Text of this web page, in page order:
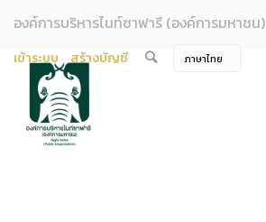
องค์การบริหารไนท์ซาฟารี (องค์การมหาชน)
เข้าระบบ สร้างบัญชี